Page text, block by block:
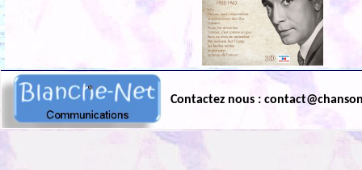
Contactez nous :